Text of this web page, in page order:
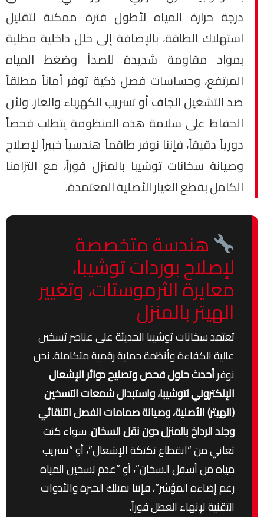
درجة حرارة المياه لأطول فترة ممكنة لتقليل
استهلاك الطاقة، بالإضافة إلى حلل داخلية مطلية
بمواد مقاومة شديدة للصدأ وضغط المياه
المرتفع، وحساسات فصل ذكية توفر أماناً مطلقاً
ضد التشغيل الجاف أو تسريب الكهرباء والغاز. ولأن
الحفاظ على سلامة هذه المنظومة يتطلب فحصاً
دورياً دقيقاً، فإننا نوفر طاقماً هندسياً خبيراً لإصلاح
وصيانة سخانات توشيبا بالمنزل فوراً، مع التزامنا
الكامل بقطع الغيار الأصلية المعتمدة.
هندسة متخصصة
لإصلاح بوردات توشيبا،
معايرة الثرموستات، وتغيير
الهيتر بالمنزل
تعتمد سخانات توشيبا الحديثة على عناصر تسخين
عالية الكفاءة وأنظمة حماية رقمية متكاملة. نحن
نوفرأحدث حلول فحص وتصليح دوائر الإشعال
الإلكتروني لتوشيبا، واستبدال شمعات التسخين
(الهيتر) الأصلية، وصيانة صمامات الفصل التلقائي
وجلد الرداخ بالمنزل دون نقل السخان. سواء كنت
تعاني من “انقطاع تكتكة الإشعال”، أو “تسريب
مياه من أسفل السخان”، أو “عدم تسخين المياه
رغم إضاءة المؤشر”، فإننا نمتلك الخبرة والأدوات
التقنية لإنهاء العطل فوراً.